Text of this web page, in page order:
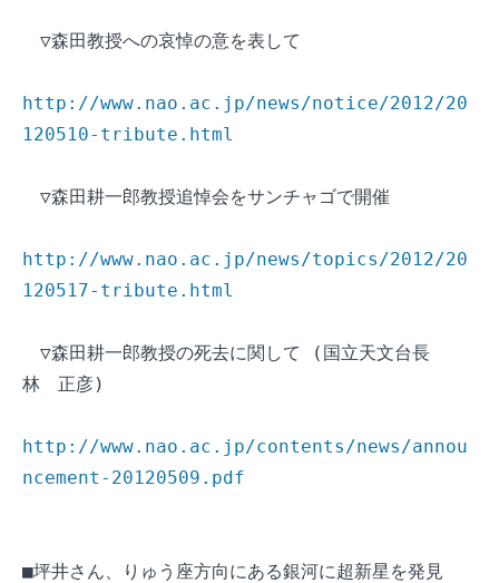
▽森田教授への哀悼の意を表して
http://www.nao.ac.jp/news/notice/2012/20
120510-tribute.html
▽森田耕一郎教授追悼会をサンチャゴで開催
http://www.nao.ac.jp/news/topics/2012/20
120517-tribute.html
▽森田耕一郎教授の死去に関して (国立天文台長
林　正彦)
http://www.nao.ac.jp/contents/news/annou
ncement-20120509.pdf
■坪井さん、りゅう座方向にある銀河に超新星を発見